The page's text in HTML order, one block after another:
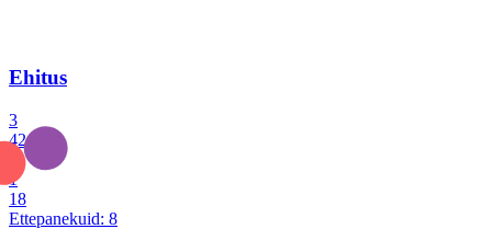
Ehitus
3
42
1
18
Ettepanekuid: 8